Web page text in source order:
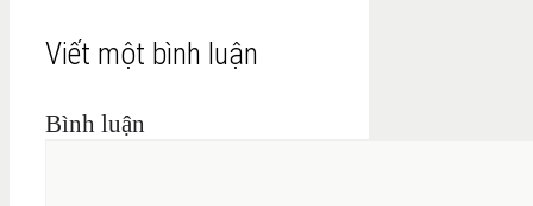
Viết một bình luận
Bình luận